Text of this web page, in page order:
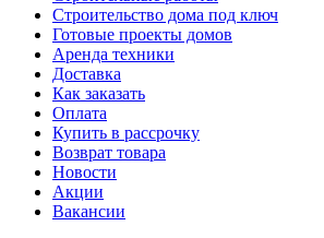
Строительство дома под ключ
Готовые проекты домов
Аренда техники
Доставка
Как заказать
Оплата
Купить в рассрочку
Возврат товара
Новости
Акции
Вакансии